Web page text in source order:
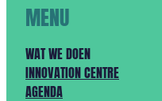
MENU
WAT WE DOEN
INNOVATION CENTRE
AGENDA